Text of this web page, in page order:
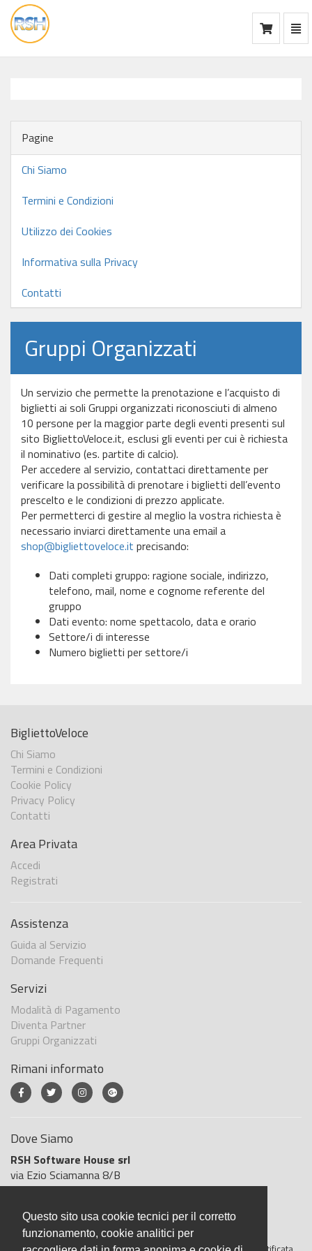
Questo sito usa cookie tecnici per il corretto
funzionamento, cookie analitici per
vai
alla
Pagine
Chi Siamo
Termini e Condizioni
Utilizzo dei Cookies
Informativa sulla Privacy
Contatti
Gruppi Organizzati
Un servizio che permette la prenotazione e l’acquisto di
biglietti ai soli Gruppi organizzati riconosciuti di almeno
10 persone per la maggior parte degli eventi presenti sul
sito BigliettoVeloce.it, esclusi gli eventi per cui è richiesta
il nominativo (es. partite di calcio).
Per accedere al servizio, contattaci direttamente per
verificare la possibilità di prenotare i biglietti dell’evento
prescelto e le condizioni di prezzo applicate.
Per permetterci di gestire al meglio la vostra richiesta è
necessario inviarci direttamente una email a
shop@bigliettoveloce.it precisando:
Dati completi gruppo: ragione sociale, indirizzo,
telefono, mail, nome e cognome referente del
gruppo
Dati evento: nome spettacolo, data e orario
Settore/i di interesse
Numero biglietti per settore/i
BigliettoVeloce
Chi Siamo
Termini e Condizioni
Cookie Policy
Privacy Policy
Contatti
Area Privata
Accedi
Registrati
Assistenza
Guida al Servizio
Domande Frequenti
Servizi
Modalità di Pagamento
Diventa Partner
Gruppi Organizzati
Rimani informato
Dove Siamo
RSH Software House srl
via Ezio Sciamanna 8/B
00168 Roma
Italia